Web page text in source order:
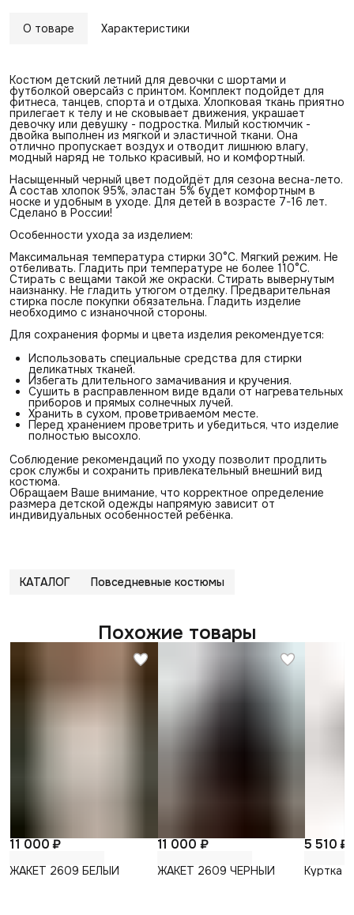
О товаре Характеристики
Kостюм детский летний для девочки с шортами и
футболкой оверсайз с принтом. Комплект подойдет для
фитнеса, танцев, спорта и отдыха. Хлопковая ткань приятно
прилегает к телу и не сковывает движения, украшает
девочку или девушку - подростка. Милый костюмчик -
двойка выполнен из мягкой и эластичной ткани. Она
отлично пропускает воздух и отводит лишнюю влагу,
модный наряд не только красивый, но и комфортный.
Насыщенный черный цвет подойдёт для сезона весна-лето.
А состав хлопок 95%, эластан 5% будет комфортным в
носке и удобным в уходе. Для детей в возрасте 7-16 лет.
Сделано в России!
Особенности ухода за изделием:
Максимальная температура стирки 30°С. Мягкий режим. Не
отбеливать. Гладить при температуре не более 110°С.
Стирать с вещами такой же окраски. Стирать вывернутым
наизнанку. Не гладить утюгом отделку. Предварительная
стирка после покупки обязательна. Гладить изделие
необходимо с изнаночной стороны.
Для сохранения формы и цвета изделия рекомендуется:
Использовать специальные средства для стирки
деликатных тканей.
Избегать длительного замачивания и кручения.
Сушить в расправленном виде вдали от нагревательных
приборов и прямых солнечных лучей.
Хранить в сухом, проветриваемом месте.
Перед хранением проветрить и убедиться, что изделие
полностью высохло.
Соблюдение рекомендаций по уходу позволит продлить
срок службы и сохранить привлекательный внешний вид
костюма.
Обращаем Ваше внимание, что корректное определение
размера детской одежды напрямую зависит от
индивидуальных особенностей ребёнка.
КАТАЛОГ Повседневные костюмы
Похожие товары
11 000 ₽
ЖАКЕТ 2609 БЕЛЫЙ
11 000 ₽
ЖАКЕТ 2609 ЧЕРНЫЙ
5 510 ₽
Куртка